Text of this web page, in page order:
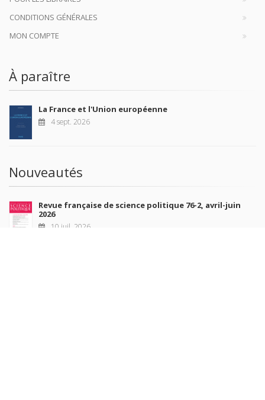
CONDITIONS GÉNÉRALES
MON COMPTE
À paraître
La France et l'Union européenne
4 sept. 2026
Nouveautés
Revue française de science politique 76-2, avril-juin
2026
10 juil. 2026